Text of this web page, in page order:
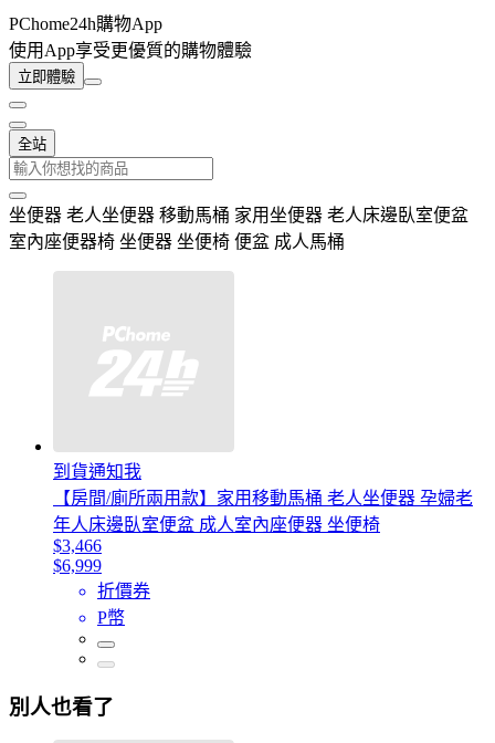
PChome24h購物App
使用App享受更優質的購物體驗
立即體驗
全站
坐便器 老人坐便器 移動馬桶 家用坐便器 老人床邊臥室便盆
室內座便器椅 坐便器 坐便椅 便盆 成人馬桶
到貨通知我
【房間/廁所兩用款】家用移動馬桶 老人坐便器 孕婦老
年人床邊臥室便盆 成人室內座便器 坐便椅
$3,466
$6,999
折價券
P幣
別人也看了